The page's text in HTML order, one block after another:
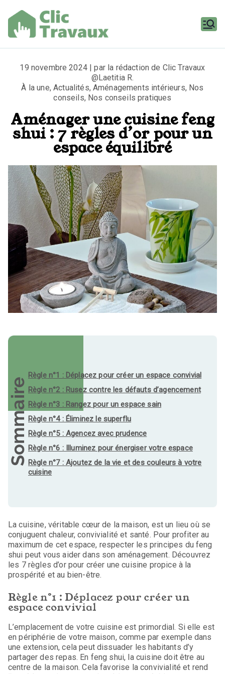
contenu
Travaux
19 novembre 2024 | par la rédaction de Clic Travaux
@Laetitia R.
À la une,Actualités,Aménagements intérieurs, Nos
conseils, Nos conseils pratiques
Aménager une cuisine feng
shui : 7 règles d’or pour un
espace équilibré
Sommaire
Règle n°1 : Déplacez pour créer un espace convivial
Règle n°2 : Rusez contre les défauts d’agencement
Règle n°3 : Rangez pour un espace sain
Règle n°4 : Éliminez le superflu
Règle n°5 : Agencez avec prudence
Règle n°6 : Illuminez pour énergiser votre espace
Règle n°7 : Ajoutez de la vie et des couleurs à votre
cuisine
La cuisine, véritable cœur de la maison, est un lieu où se
conjuguent chaleur, convivialité et santé. Pour profiter au
maximum de cet espace, respecter les principes du feng
shui peut vous aider dans son aménagement. Découvrez
les 7 règles d’or pour créer une cuisine propice à la
prospérité et au bien-être.
Règle n°1 : Déplacez pour créer un
espace convivial
L’emplacement de votre cuisine est primordial. Si elle est
en périphérie de votre maison, comme par exemple dans
une extension, cela peut dissuader les habitants d’y
partager des repas. En feng shui, la cuisine doit être au
centre de la maison. Cela favorise la convivialité et rend